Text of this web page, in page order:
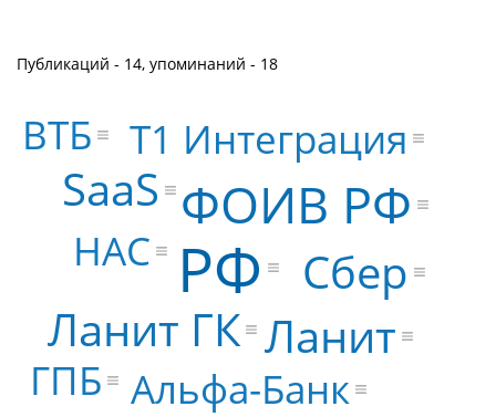
Публикаций - 14, упоминаний - 18
РФ
ФОИВ РФ
Ланит ГК Ланит
Сбер
SaaS
Т1 Интеграция
НАС
ВТБ
ГПБ Альфа-Банк